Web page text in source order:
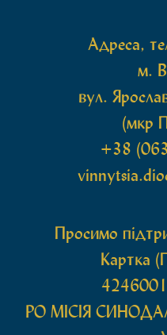
Адреса,
м.
вул.
(мкр
+38
Просимо
Картка
РО МIСIЯ